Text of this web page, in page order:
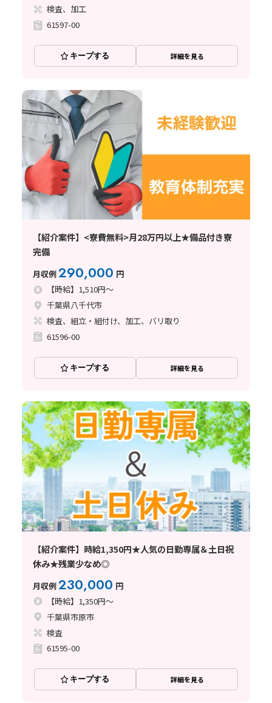
検査、加工
61597-00
キープする 詳細を見る
【紹介案件】<寮費無料>月28万円以上★備品付き寮
完備
月収例290,000 円
【時給】1,510円～
千葉県八千代市
検査、組立・組付け、加工、バリ取り
61596-00
キープする 詳細を見る
【紹介案件】時給1,350円★人気の日勤専属＆土日祝
休み★残業少なめ◎
月収例230,000 円
【時給】1,350円～
千葉県市原市
検査
61595-00
キープする 詳細を見る